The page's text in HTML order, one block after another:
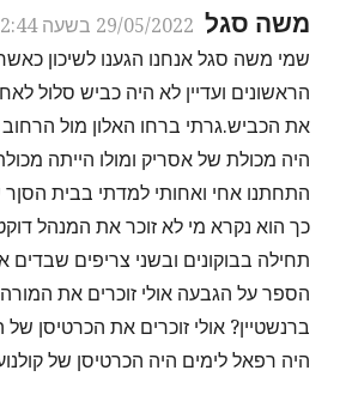
משה סגל 29/05/2022 בשעה 12:44
שמי משה סגל אנחנו הגענו לשיכון
הראשונים ועדיין לא היה כביש סלול
את הכביש.גרתי ברחו האלון מול
היה מכולת של אסריק ומולו הייתה
התחתנו אחי ואחותי למדתי בבית
כך הוא נקרא מי לא זוכר את המנהל
תחילה בבוקונים ובשני צריפים
הספר על הגבעה אולי זוכרים את המורה
ברנשטיין? אולי זוכרים את הכרטיסן
היה רפאל לימים היה הכרטיסן של